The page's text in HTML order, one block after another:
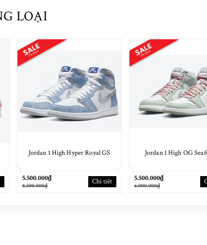
LOẠI
Jordan 1 High Hyper Royal GS
5.500.000₫
8.300.000₫ Chi tiết
Jordan 1 High OG
5.500.000₫
6.000.000₫